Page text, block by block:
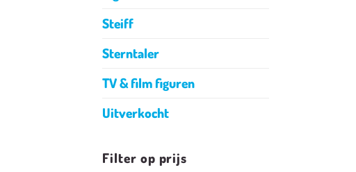
Steiff
Sterntaler
TV & film figuren
Uitverkocht
Filter op prijs